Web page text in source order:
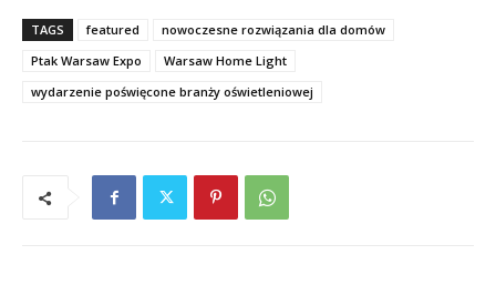
TAGS featured
nowoczesne rozwiązania dla domów
Ptak Warsaw Expo
Warsaw Home Light
wydarzenie poświęcone branży oświetleniowej